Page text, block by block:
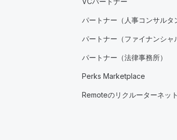
パートナー（人事コンサルタ
パートナー（ファイナンシャ
パートナー（法律事務所）
Perks Marketplace
Remoteのリクルーターネッ